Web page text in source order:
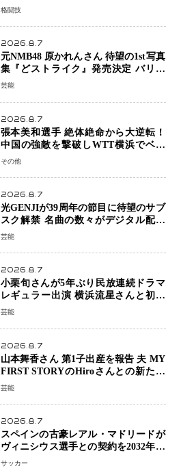
SAMURAI 2」決戦へ万全の準備整う
格闘技
2026.8.7
元NMB48 原かれんさん 待望の1st写真
集『どストライク』発売決定 バリで
魅せる25歳の新境地
芸能
2026.8.7
張本美和選手 絶体絶命から大逆転！
中国の強敵を撃破しWTT横浜でベス
ト8進出
その他
2026.8.7
光GENJIが39周年の節目に待望のサブ
スク解禁 名曲の数々がデジタル配信
へ 40周年へ向け1年間で全作品を順次
芸能
2026.8.7
小栗旬さんが5年ぶり民放連続ドラマ
レギュラー出演 横浜流星さんと初共
演『LOST10』で異色バディ結成
芸能
2026.8.7
山本舞香さん 第1子出産を報告 夫 MY
FIRST STORYのHiroさんとの新たな
家族生活「母子ともに健康」
芸能
2026.8.7
スペインの古豪レアル・マドリードが
ヴィニシウス選手との契約を2032年ま
で延長 長期交渉が決着 年俸は約43億
サッカー